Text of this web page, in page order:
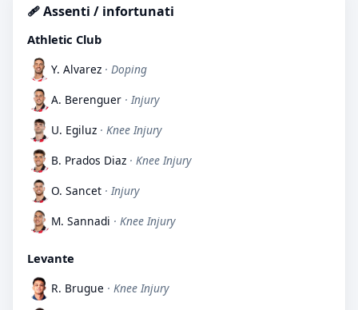
🩹 Assenti / infortunati
Athletic Club
Y. Alvarez · Doping
A. Berenguer · Injury
U. Egiluz · Knee Injury
B. Prados Diaz · Knee Injury
O. Sancet · Injury
M. Sannadi · Knee Injury
Levante
R. Brugue · Knee Injury